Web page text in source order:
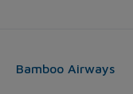
Bamboo Airways